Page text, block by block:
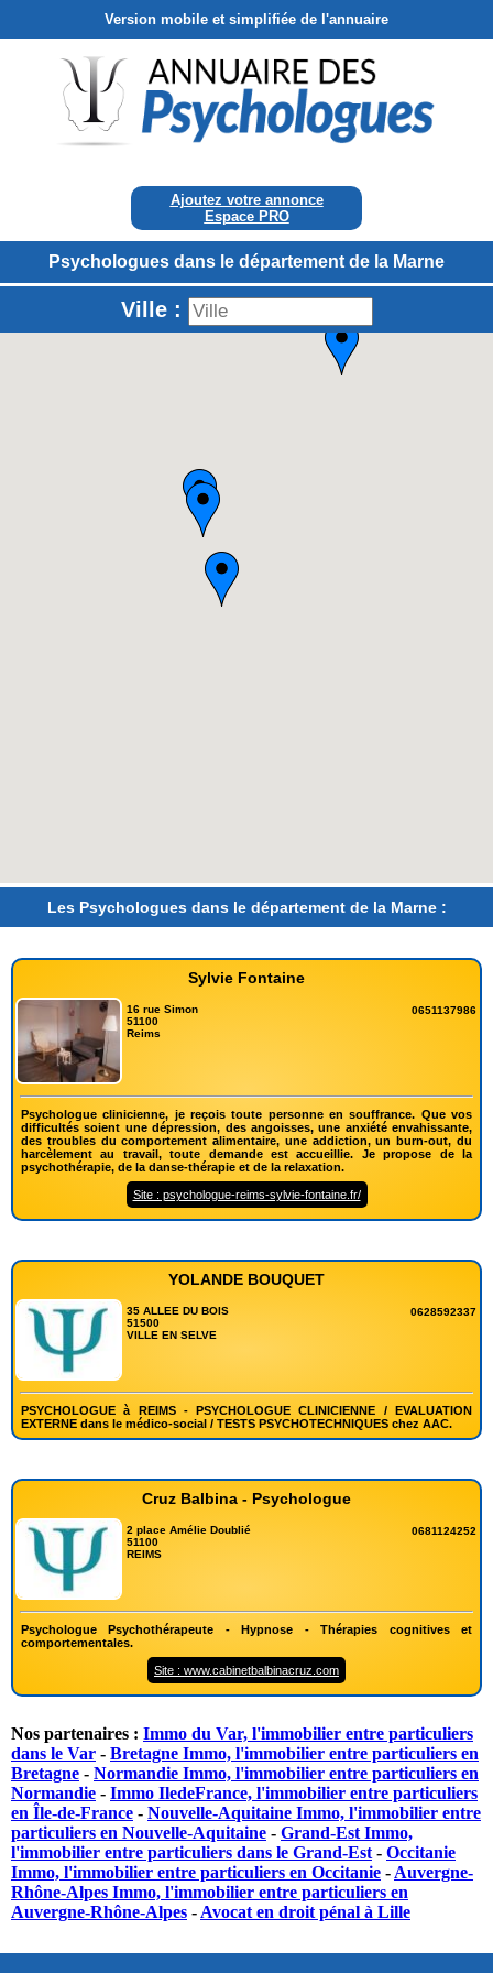
Version mobile et simplifiée de l'annuaire
Ajoutez votre annonce
Espace PRO
Psychologues dans le département de la Marne
Ville :
Les Psychologues dans le département de la Marne :
Sylvie Fontaine
16 rue Simon
51100
Reims
0651137986
Psychologue clinicienne, je reçois toute personne en souffrance. Que vos
difficultés soient une dépression, des angoisses, une anxiété envahissante,
des troubles du comportement alimentaire, une addiction, un burn-out, du
harcèlement au travail, toute demande est accueillie. Je propose de la
psychothérapie, de la danse-thérapie et de la relaxation.
Site : psychologue-reims-sylvie-fontaine.fr/
YOLANDE BOUQUET
35 ALLEE DU BOIS
51500
VILLE EN SELVE
0628592337
PSYCHOLOGUE à REIMS - PSYCHOLOGUE CLINICIENNE / EVALUATION
EXTERNE dans le médico-social / TESTS PSYCHOTECHNIQUES chez AAC.
Cruz Balbina - Psychologue
2 place Amélie Doublié
51100
REIMS
0681124252
Psychologue Psychothérapeute - Hypnose - Thérapies cognitives et
comportementales.
Site : www.cabinetbalbinacruz.com
Nos partenaires : Immo du Var, l'immobilier entre particuliers
dans le Var - Bretagne Immo, l'immobilier entre particuliers en
Bretagne - Normandie Immo, l'immobilier entre particuliers en
Normandie - Immo IledeFrance, l'immobilier entre particuliers
en Île-de-France - Nouvelle-Aquitaine Immo, l'immobilier entre
particuliers en Nouvelle-Aquitaine - Grand-Est Immo,
l'immobilier entre particuliers dans le Grand-Est - Occitanie
Immo, l'immobilier entre particuliers en Occitanie - Auvergne-
Rhône-Alpes Immo, l'immobilier entre particuliers en
Auvergne-Rhône-Alpes - Avocat en droit pénal à Lille